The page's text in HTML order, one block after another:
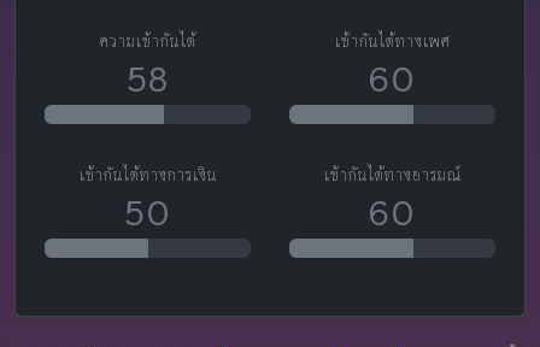
ความเข้ากันได้
58
เข้ากันได้ทางเพศ
60
เข้ากันได้ทางการเงิน
50
เข้ากันได้ทางอารมณ์
60